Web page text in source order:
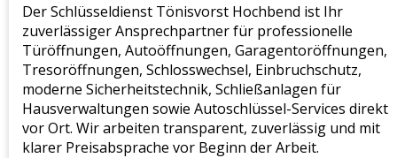
Der Schlüsseldienst Tönisvorst Hochbend ist Ihr
zuverlässiger Ansprechpartner für professionelle
Türöffnungen, Autoöffnungen, Garagentoröffnungen,
Tresoröffnungen, Schlosswechsel, Einbruchschutz,
moderne Sicherheitstechnik, Schließanlagen für
Hausverwaltungen sowie Autoschlüssel-Services direkt
vor Ort. Wir arbeiten transparent, zuverlässig und mit
klarer Preisabsprache vor Beginn der Arbeit.